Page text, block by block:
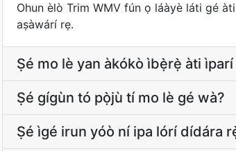
Ohun èlò Trim WMV fún ọ láàyè láti gé
aṣàwárí rẹ.
Ṣé mo lè yan àkókò ìbẹ̀rẹ̀ àti
Ṣé gígùn tó pọ̀jù tí mo lè gé wà?
Ṣé ìgé irun yóò ní ipa lórí dídára